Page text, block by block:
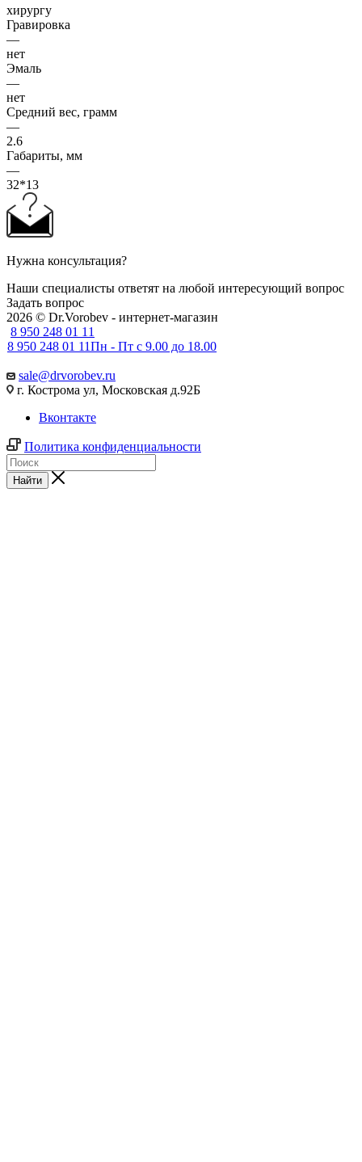
хирургу
Гравировка
—
нет
Эмаль
—
нет
Средний вес, грамм
—
2.6
Габариты, мм
—
32*13
Нужна консультация?
Наши специалисты ответят на любой интересующий вопрос
Задать вопрос
2026 © Dr.Vorobev - интернет-магазин
8 950 248 01 11
8 950 248 01 11Пн - Пт с 9.00 до 18.00
sale@drvorobev.ru
г. Кострома ул, Московская д.92Б
Вконтакте
Политика конфиденциальности
Найти